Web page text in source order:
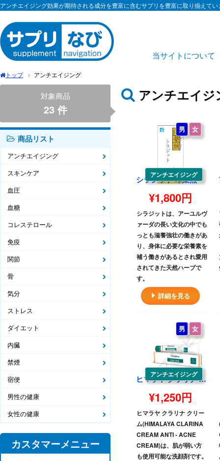
アンチエイジング効果が期待される成分を豊富に含むサプリを豊富に取り揃えて
当サイトについて
トップ アンチエイジング
対象商品
23 件
商品リスト
アンチエイジング
スキンケア
血圧
血糖
コレステロール
免疫
関節
骨
気分
ストレス
ダイエット
内臓
禁煙
宿便
男性の健康
女性の健康
カスタマーメニュー
アンチエイジ
アンチエイジング
男 女
シラジット 印薬煎
¥1,800円
シラジットは、アーユルヴ
ァーダの長い文化の中でも
っとも滋養強壮の働きがあ
り、身体に必要な栄養素を
補う働きがあるとされ愛用
されてきた天然ハーブで
す。
詳細を見る
アンチエイジング
男 女
ヒマラヤ クラリナ クリーム|HIMALAYA CLARINA CREAM ANTI - ACNE CREAM
¥1,250円
ヒマラヤ クラリナ クリー
ム(HIMALAYA CLARINA
CREAM ANTI - ACNE
CREAM)は、肌が弱い方
も使用可能な洗顔剤です。